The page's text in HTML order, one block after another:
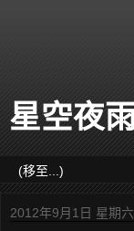
星空夜
2012年9月1日 星期六